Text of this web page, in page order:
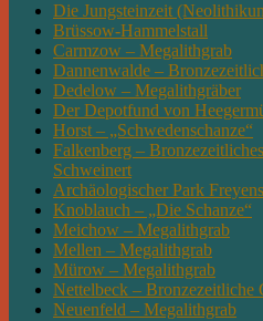
Die Jungsteinzeit
Brüssow-Hammelstall
Carmzow – Megalithgrab
Dannenwalde –
Dedelow – Megalithgräber
Der Depotfund von
Horst – „Schwedenschanze“
Falkenberg –
Schweinert
Archäologischer Park
Knoblauch – „Die Schanze“
Meichow – Megalithgrab
Mellen – Megalithgrab
Mürow – Megalithgrab
Nettelbeck – Bronzezeitliche
Neuenfeld – Megalithgrab